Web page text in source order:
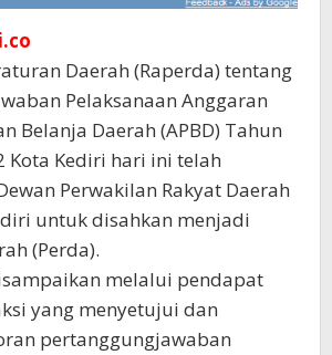
Daerah (Raperda) tentang
Pelaksanaan Anggaran
Belanja Daerah (APBD) Tahun
Kota Kediri hari ini telah
Perwakilan Rakyat Daerah
untuk disahkan menjadi
(Perda).
melalui pendapat
yang menyetujui dan
pertanggungjawaban